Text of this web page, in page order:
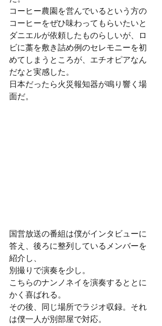
コーヒー農園を営んでいるという方の
コーヒーをぜひ味わってもらいたいと
ダニエルが依頼したものらしいが、ロ
ビに藁を敷き詰め例のセレモニーを初
めてしまうところが、エチオピアなん
だなと実感した。
日本だったら火災報知器が鳴り響く場
面だ。
国営放送の番組は僕がインタビューに
答え、後ろに整列しているメンバーを
紹介し、
別撮りで演奏を少し。
こちらのナンノネイを演奏するととに
かく喜ばれる。
その後、同じ場所でラジオ収録。それ
は僕一人が別部屋で対応。